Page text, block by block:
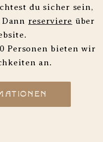
du sicher sein,
reserviere über
Personen bieten wir
an.